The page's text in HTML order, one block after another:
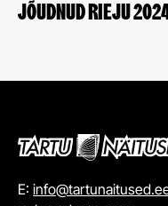
JÕUDNUD RIEJU
E: